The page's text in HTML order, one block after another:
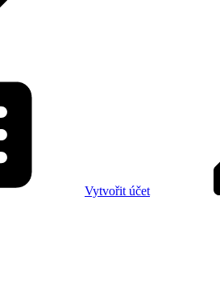
Vytvořit účet